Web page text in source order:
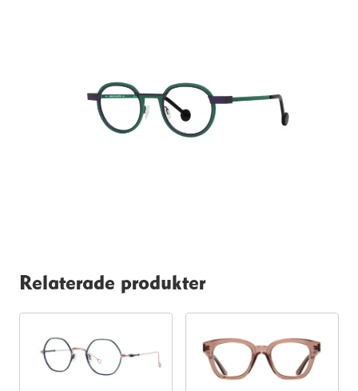
Relaterade produkter